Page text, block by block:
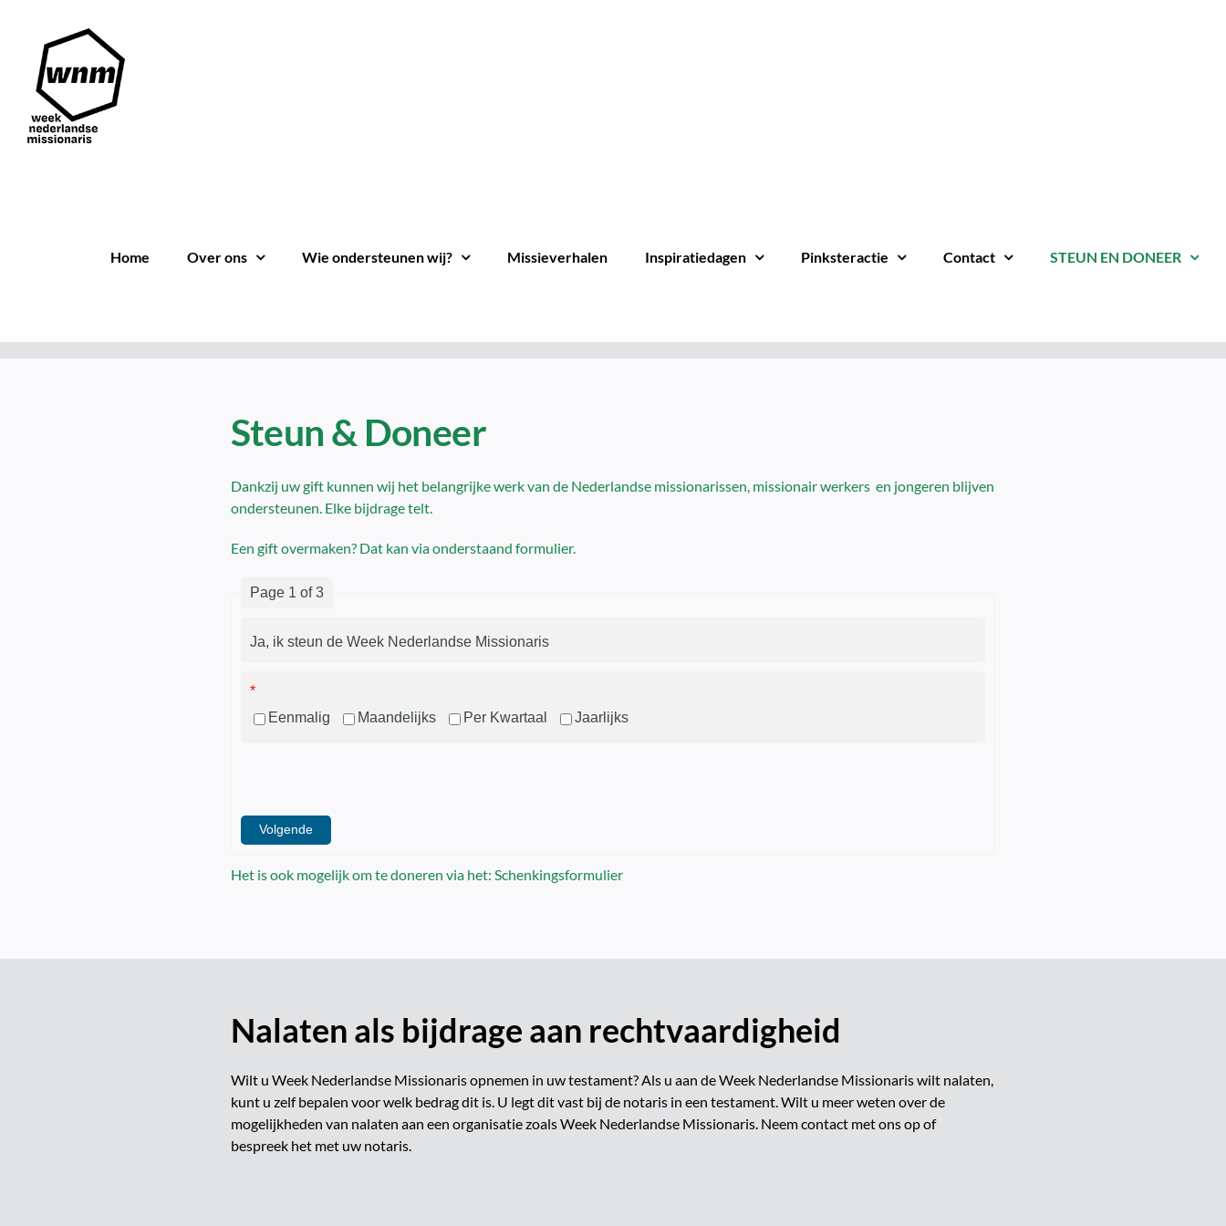
inhoud
Home Over ons Wie ondersteunen wij? Missieverhalen Inspiratiedagen Pinksteractie Contact STEUN EN DONEER
Steun & Doneer
Dankzij uw gift kunnen wij het belangrijke werk van de Nederlandse missionarissen, missionair werkers en jongeren blijven
ondersteunen. Elke bijdrage telt.
Een gift overmaken? Dat kan via onderstaand formulier.
Page 1 of 3
Ja, ik steun de Week Nederlandse Missionaris
*
Eenmalig
Maandelijks Per Kwartaal Jaarlijks
Volgende
Het is ook mogelijk om te doneren via het: Schenkingsformulier
Nalaten als bijdrage aan rechtvaardigheid
Wilt u Week Nederlandse Missionaris opnemen in uw testament? Als u aan de Week Nederlandse Missionaris wilt nalaten,
kunt u zelf bepalen voor welk bedrag dit is. U legt dit vast bij de notaris in een testament. Wilt u meer weten over de
mogelijkheden van nalaten aan een organisatie zoals Week Nederlandse Missionaris. Neem contact met ons op of
bespreek het met uw notaris.